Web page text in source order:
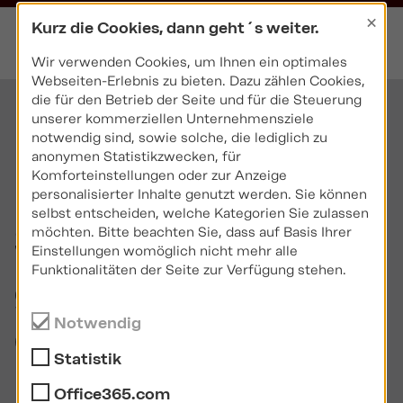
Informationen zur
IHK
Sachkundeprüfun
g gemäß § 34i
GewO
Immobiliardarlehe
Kurz die Cookies, dann geht´s weiter. ×
Wir verwenden Cookies, um Ihnen ein optimales
Webseiten-Erlebnis zu bieten. Dazu zählen Cookies,
die für den Betrieb der Seite und für die Steuerung
unserer kommerziellen Unternehmensziele
notwendig sind, sowie solche, die lediglich zu
anonymen Statistikzwecken, für
Komforteinstellungen oder zur Anzeige
personalisierter Inhalte genutzt werden. Sie können
selbst entscheiden, welche Kategorien Sie zulassen
möchten. Bitte beachten Sie, dass auf Basis Ihrer
Einstellungen womöglich nicht mehr alle
Funktionalitäten der Seite zur Verfügung stehen.
Notwendig
Statistik
Office365.com